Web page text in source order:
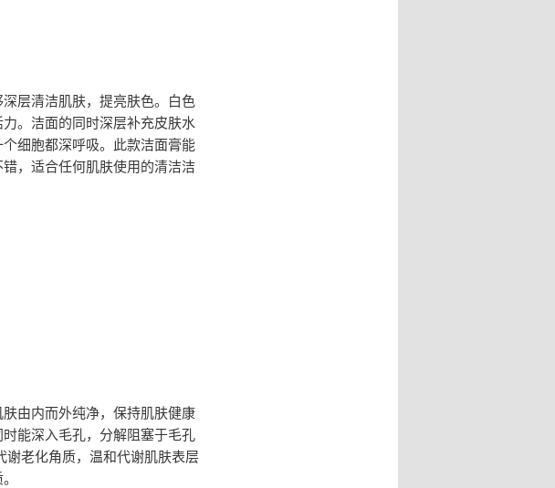
层清洁肌肤，提亮肤色。白色
。洁面的同时深层补充皮肤水
细胞都深呼吸。此款洁面膏能
，适合任何肌肤使用的清洁洁
由内而外纯净，保持肌肤健康
能深入毛孔，分解阻塞于毛孔
老化角质，温和代谢肌肤表层